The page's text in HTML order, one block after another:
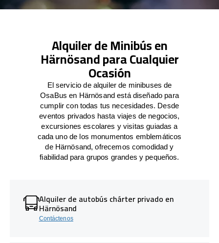
Alquiler de Minibús en
Härnösand para Cualquier
Ocasión
El servicio de alquiler de minibuses de
OsaBus en Härnösand está diseñado para
cumplir con todas tus necesidades. Desde
eventos privados hasta viajes de negocios,
excursiones escolares y visitas guiadas a
cada uno de los monumentos emblemáticos
de Härnösand, ofrecemos comodidad y
fiabilidad para grupos grandes y pequeños.
Alquiler de autobús chárter privado en
Härnösand
Contáctenos